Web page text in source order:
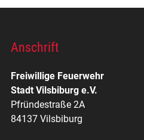
Anschrift
Freiwillige Feuerwehr
Stadt Vilsbiburg e.V.
Pfründestraße 2A
84137 Vilsbiburg